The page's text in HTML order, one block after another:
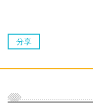
分享